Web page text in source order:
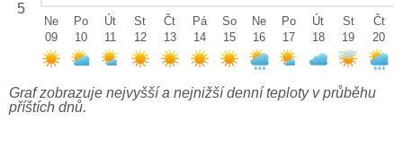
5
Ne
09
Po
10
Út
11
St
12
Čt
13
Pá
14
So
15
Ne
16
Po
17
Út
18
St
19
Čt
20
Graf zobrazuje nejvyšší a nejnižší denní teploty v průběhu
příštích dnů.